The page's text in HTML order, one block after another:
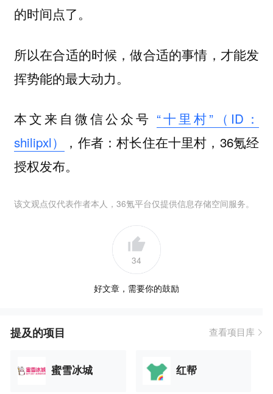
的时间点了。
所以在合适的时候，做合适的事情，才能发
挥势能的最大动力。
本文来自微信公众号 “十里村”（ID：
shilipxl）
，作者：村长住在十里村，36氪经
授权发布。
该文观点仅代表作者本人，36氪平台仅提供信息存储空间服务。
34
好文章，需要你的鼓励
提及的项目 查看项目库
蜜雪冰城 红帮